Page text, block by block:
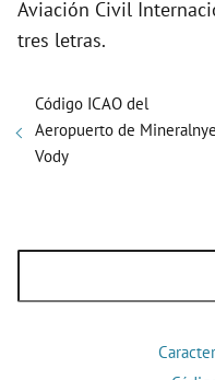
Aviación Civil
tres letras.
Código ICAO del
Aeropuerto de Mineralnye
Vody